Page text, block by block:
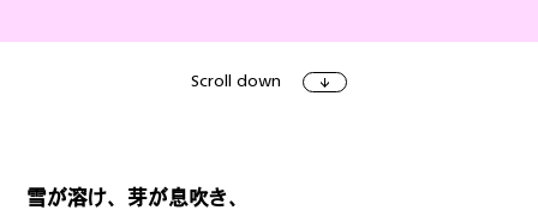
Scroll down
雪が溶け、芽が息吹き、